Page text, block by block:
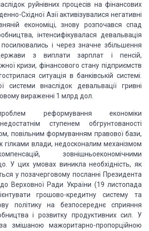
руйнівних процесів на фінансових
Східної Азії активізувалися негативні
економіці, знову розпочався спад
інтенсифікувалася девальвація
посилювались і через значне збільшення
з виплати зарплат і пенсій,
кризи, фінансового стану підприємств
ситуація в банківській системі.
системи внаслідок девальвації гривні
вираженні 1 млрд дол.
реформування економіки
ступенем обгрунтованості
повільним формуванням правової бази,
гілками влади, недосконалим механізмом
зовнішньоекономічними
У цих умовах виникла необхідність, як
упозачерговому посланні Президента
Верховної Ради України (19 листопада
грошово-кредитну систему та
політику на безпосереднє сприяння
і розвитку продуктивнихсил. У
змішаною мажоритарно-пропорційною